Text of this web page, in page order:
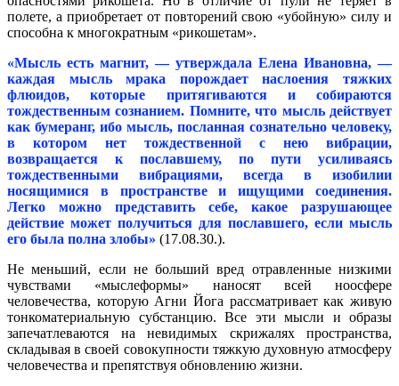
полете, а приобретает от повторений свою «убойную» силу и
способна к многократным «рикошетам».
«Мысль есть магнит, — утверждала Елена Ивановна, —
каждая мысль мрака порождает наслоения тяжких
флюидов, которые притягиваются и собираются
тождественным сознанием. Помните, что мысль действует
как бумеранг, ибо мысль, посланная сознательно человеку,
в котором нет тождественной с нею вибрации,
возвращается к пославшему, по пути усиливаясь
тождественными вибрациями, всегда в изобилии
носящимися в пространстве и ищущими соединения.
Легко можно представить себе, какое разрушающее
действие может получиться для пославшего, если мысль
его была полна злобы» (17.08.30.).
Не меньший, если не больший вред отравленные низкими
чувствами «мыслеформы» наносят всей ноосфере
человечества, которую Агни Йога рассматривает как живую
тонкоматериальную субстанцию. Все эти мысли и образы
запечатлеваются на невидимых скрижалях пространства,
складывая в своей совокупности тяжкую духовную атмосферу
человечества и препятствуя обновлению жизни.